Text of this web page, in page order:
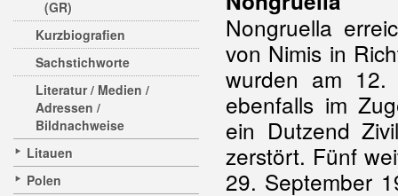
(GR)
Kurzbiografien
Sachstichworte
Literatur / Medien /
Adressen /
Bildnachweise
Litauen
Polen
Nongruella
von Nimis in
wurden am 12.
ebenfalls im
ein Dutzend
zerstört. Fünf
29. September